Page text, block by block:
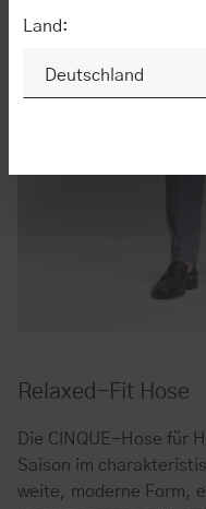
Relaxed-Fit Hose
Die CINQUE-Hose für
Saison im
weite, moderne Form,
Land: